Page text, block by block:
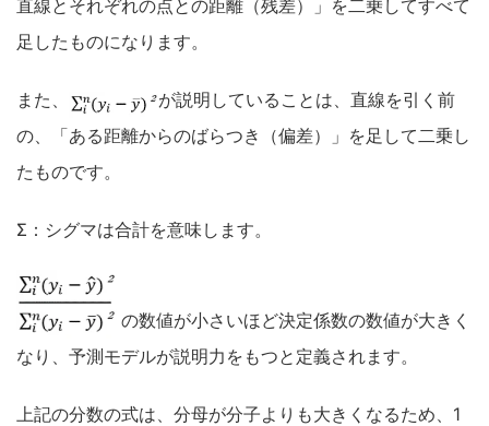
直線とそれぞれの点との距離（残差）」を二乗してすべて
足したものになります。
また、
が説明していることは、直線を引く前
の、「ある距離からのばらつき（偏差）」を足して二乗し
たものです。
Σ：シグマは合計を意味します。
の数値が小さいほど決定係数の数値が大きく
なり、予測モデルが説明力をもつと定義されます。
上記の分数の式は、分母が分子よりも大きくなるため、1